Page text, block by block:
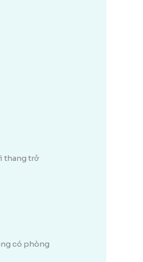
thang trở
có phòng